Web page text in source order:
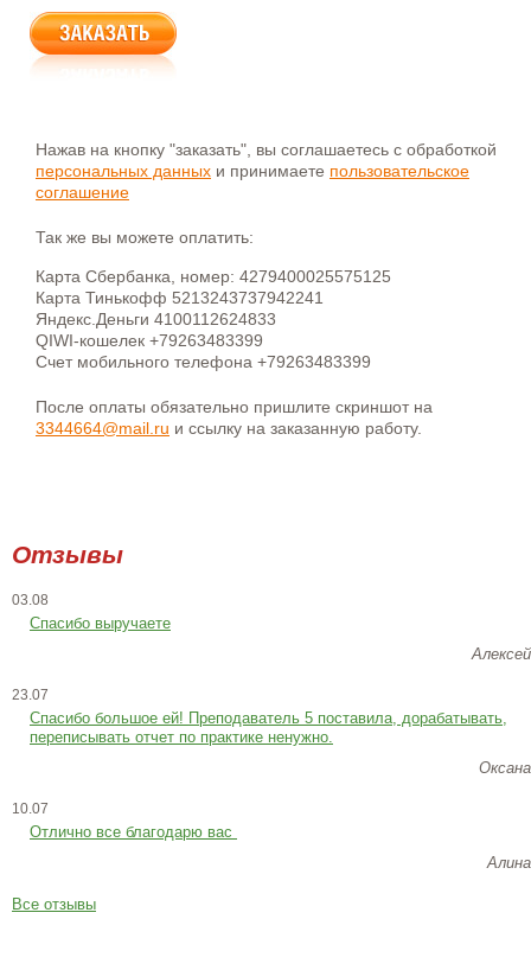
Нажав на кнопку "заказать", вы соглашаетесь с обработкой
персональных данных и принимаете пользовательское
соглашение
Так же вы можете оплатить:
Карта Сбербанка, номер: 4279400025575125
Карта Тинькофф 5213243737942241
Яндекс.Деньги 4100112624833
QIWI-кошелек +79263483399
Счет мобильного телефона +79263483399
После оплаты обязательно пришлите скриншот на
3344664@mail.ru и ссылку на заказанную работу.
Отзывы
03.08
Спасибо выручаете
Алексей
23.07
Cпасибо большое ей! Преподаватель 5 поставила, дорабатывать,
переписывать отчет по практике ненужно.
Оксана
10.07
Отлично все благодарю вас
Алина
Все отзывы